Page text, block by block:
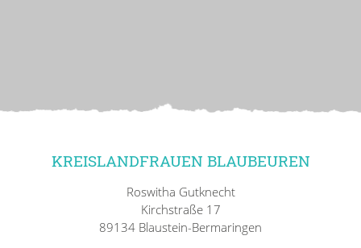
KREISLANDFRAUEN BLAUBEUREN
Roswitha Gutknecht
Kirchstraße 17
89134 Blaustein-Bermaringen